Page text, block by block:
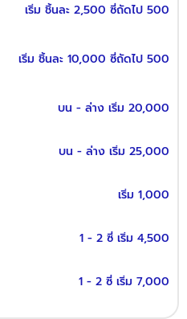
เริ่ม ชิ้นละ 2,500 ซี่ถัดไป 500
เริ่ม ชิ้นละ 10,000 ซี่ถัดไป 500
บน - ล่าง เริ่ม 20,000
บน - ล่าง เริ่ม 25,000
เริ่ม 1,000
1 - 2 ซี่ เริ่ม 4,500
1 - 2 ซี่ เริ่ม 7,000